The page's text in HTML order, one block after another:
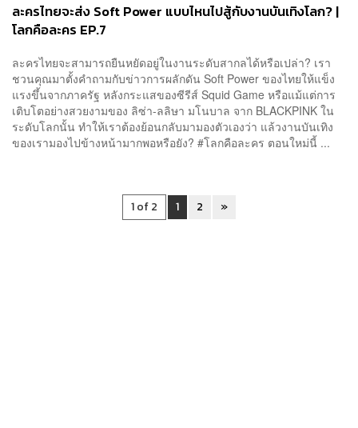
ละครไทยจะส่ง Soft Power แบบไหนไปสู้กับงานบันเทิงโลก? |
โลกคือละคร EP.7
ละครไทยจะสามารถยืนหยัดอยู่ในงานระดับสากลได้หรือเปล่า? เรา
ชวนคุณมาตั้งคำถามกับข่าวการผลักดัน Soft Power ของไทยให้แข็ง
แรงขึ้นจากภาครัฐ หลังกระแสของซีรีส์ Squid Game หรือแม้แต่การ
เติบโตอย่างสวยงามของ ลิซ่า-ลลิษา มโนบาล จาก BLACKPINK ใน
ระดับโลกนั้น ทำให้เราต้องย้อนกลับมามองตัวเองว่า แล้วงานบันเทิง
ของเรามองไปข้างหน้ามากพอหรือยัง? #โลกคือละคร ตอนใหม่นี้ ...
1 of 2 1 2 »